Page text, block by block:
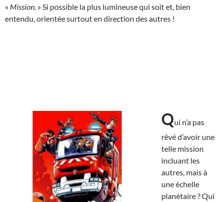
« Mission . » Si possible la plus lumineuse qui soit et, bien
entendu, orientée surtout en direction des autres !
Qui n’a pas
rêvé d’avoir une
telle mission
incluant les
autres, mais à
une échelle
planétaire ? Qui